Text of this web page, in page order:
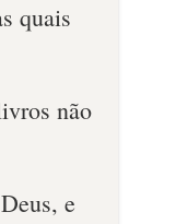
quais
não
e